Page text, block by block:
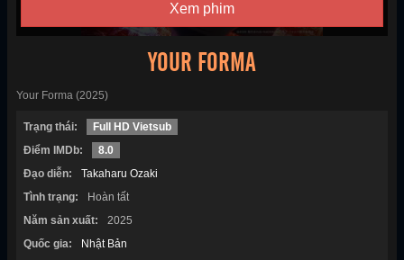
Xem phim
YOUR FORMA
Your Forma (2025)
Trạng thái:
Full HD Vietsub
Điểm IMDb:
8.0
Đạo diễn:
Takaharu Ozaki
Tình trạng:
Hoàn tất
Năm sản xuất:
2025
Quốc gia:
Nhật Bản